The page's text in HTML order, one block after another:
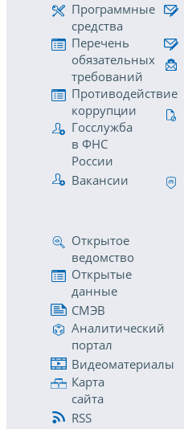
Программные
средства
Перечень
обязательных
требований
Противодействие
коррупции
Госслужба
в ФНС
России
Вакансии
Открытое
ведомство
Открытые
данные
СМЭВ
Аналитический
портал
Видеоматериалы
Карта
сайта
RSS